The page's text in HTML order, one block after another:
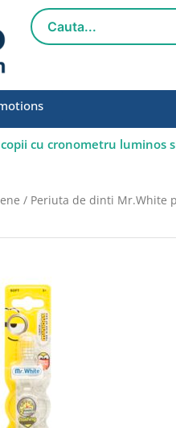
cu cronometru luminos
/ Periuta de dinti Mr.White